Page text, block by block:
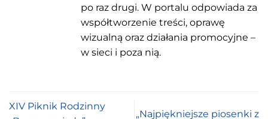
po raz drugi. W portalu odpowiada za
współtworzenie treści, oprawę
wizualną oraz działania promocyjne –
w sieci i poza nią.
XIV Piknik Rodzinny
„Najpiękniejsze piosenki z